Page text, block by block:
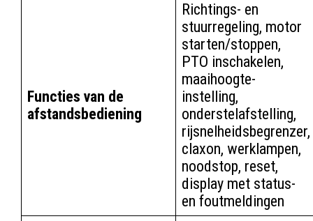
Functies van de
afstandsbediening
Richtings- en
stuurregeling, motor
starten/stoppen,
PTO inschakelen,
maaihoogte-
instelling,
onderstelafstelling,
rijsnelheidsbegrenzer,
claxon, werklampen,
noodstop, reset,
display met status-
en foutmeldingen